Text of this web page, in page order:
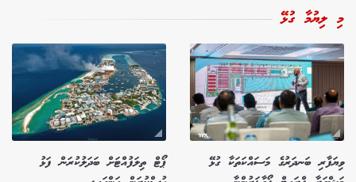
މި ލިޔުމާ ގުޅޭ
ވިޔަފާރި ބަނދަރުގެ މަސައްކަތަކާ ގުޅޭ
ޕޯޓް ތިލަފުއްޓަށް ބަދަލުކުރަން ފަޅު